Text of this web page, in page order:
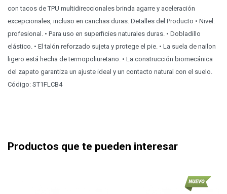
con tacos de TPU multidireccionales brinda agarre y aceleración
excepcionales, incluso en canchas duras. Detalles del Producto • Nivel:
profesional. • Para uso en superficies naturales duras. • Dobladillo
elástico. • El talón reforzado sujeta y protege el pie. • La suela de nailon
ligero está hecha de termopoliuretano. • La construcción biomecánica
del zapato garantiza un ajuste ideal y un contacto natural con el suelo.
Código: ST1FLCB4
Productos que te pueden interesar